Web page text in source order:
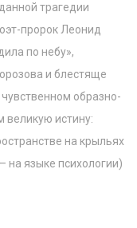
трагедии
пророк Леонид
по небу»,
и блестяще
образно-
великую истину:
на крыльях
на языке психологии)